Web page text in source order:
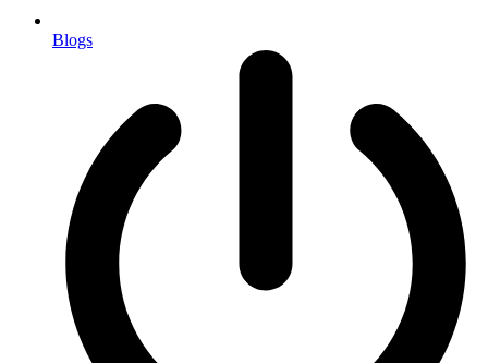
Blogs